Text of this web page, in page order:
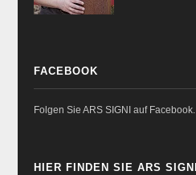
FACEBOOK
Folgen Sie ARS SIGNI auf Facebook.
HIER FINDEN SIE ARS SIGNI